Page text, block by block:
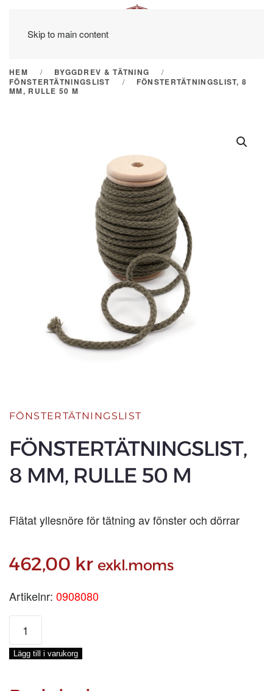
Skip to main content
HEM
BYGGDREV & TÄTNING
FÖNSTERTÄTNINGSLIST
FÖNSTERTÄTNINGSLIST, 8
MM, RULLE 50 M
FÖNSTERTÄTNINGSLIST
FÖNSTERTÄTNINGSLIST,
8 MM, RULLE 50 M
Flätat yllesnöre för tätning av fönster och dörrar
462,00 kr exkl.moms
Artikelnr: 0908080
FÖNSTERTÄTNINGSLIST,
MM,
RULLE
Lägg till i varukorg